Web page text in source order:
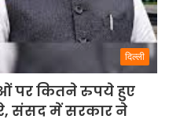
दिल्ली
पर कितने रुपये हुए
संसद में सरकार ने